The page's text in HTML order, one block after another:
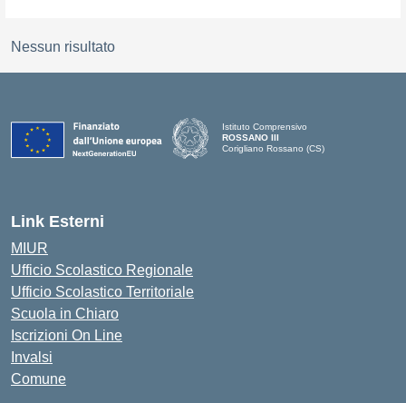
Nessun risultato
Istituto Comprensivo
ROSSANO III
Corigliano Rossano (CS)
Link Esterni
MIUR
Ufficio Scolastico Regionale
Ufficio Scolastico Territoriale
Scuola in Chiaro
Iscrizioni On Line
Invalsi
Comune